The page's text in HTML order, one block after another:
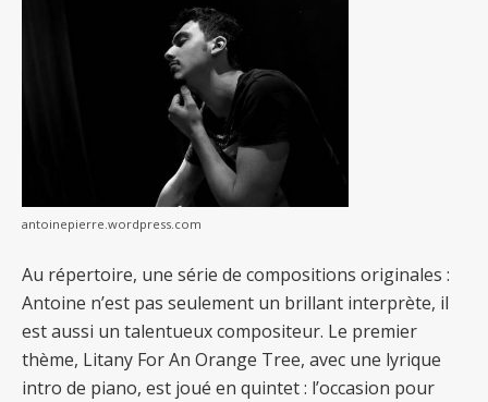
antoinepierre.wordpress.com
Au répertoire, une série de compositions originales :
Antoine n’est pas seulement un brillant interprète, il
est aussi un talentueux compositeur. Le premier
thème, Litany For An Orange Tree, avec une lyrique
intro de piano, est joué en quintet : l’occasion pour